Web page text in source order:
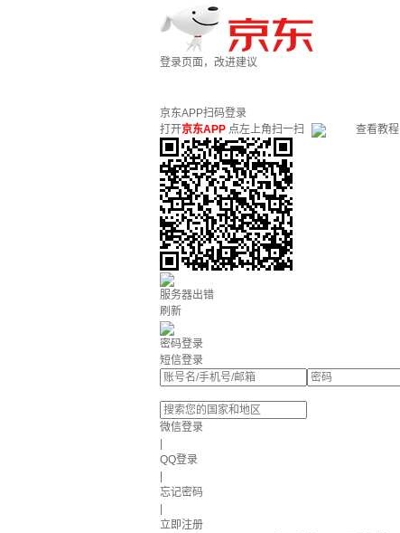
登录页面，改进建议
京东APP扫码登录
打开京东APP 点左上角扫一扫 查看教程
服务器出错
刷新
密码登录
短信登录
微信登录
QQ登录
忘记密码
立即注册